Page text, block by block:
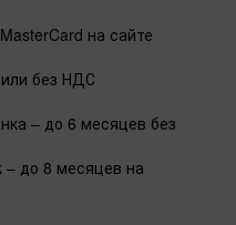
на сайте
без НДС
– до 6 месяцев без
– до 8 месяцев на